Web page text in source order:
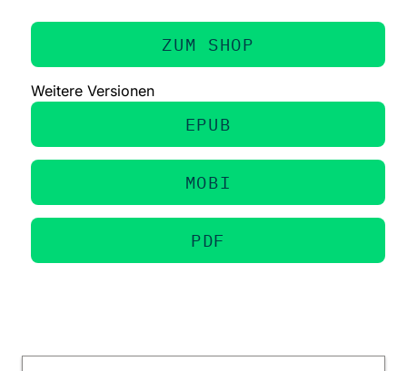
ZUM SHOP
Weitere Versionen
EPUB
MOBI
PDF